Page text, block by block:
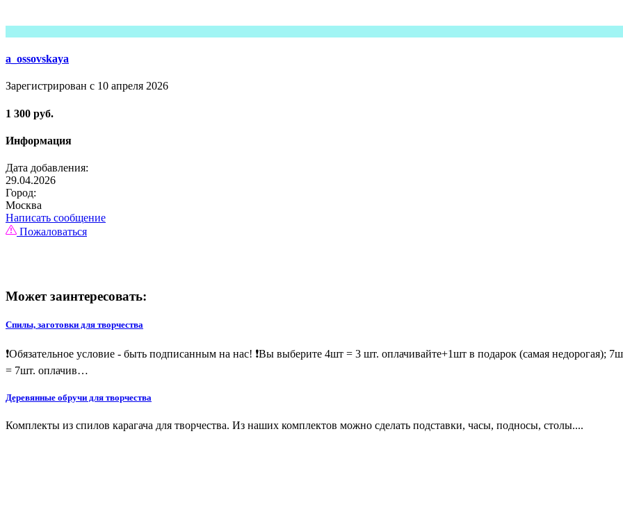
a_ossovskaya
Зарегистрирован с 10 апреля 2026
1 300 руб.
Информация
Дата добавления:
29.04.2026
Город:
Москва
Написать сообщение
Пожаловаться
Может заинтересовать:
Спилы, заготовки для творчества
❗Обязательное условие - быть подписанным на нас! ❗Вы выберите 4шт = 3 шт. оплачивайте+1шт в подарок (самая недорогая);
= 7шт. оплачив…
Деревянные обручи для творчества
Комплекты из спилов карагача для творчества. Из наших комплектов можно сделать подставки, часы, подносы, столы....